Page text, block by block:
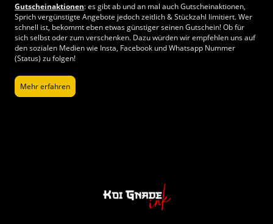
Gutscheinaktionen: es gibt ab und an mal auch Gutscheinaktionen,
Sprich vergünstigte Angebote jedoch zeitlich & Stückzahl limitiert. Wer
schnell ist, bekommt eben etwas günstiger seinen Gutschein! Ob für
sich selbst oder zum verschenken. Dazu würden wir empfehlen uns auf
den sozialen Medien wie Insta, Facebook und Whatsapp Nummer
(Status) zu folgen!
Mehr erfahren